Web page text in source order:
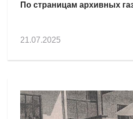
По страницам архивных
21.07.2025